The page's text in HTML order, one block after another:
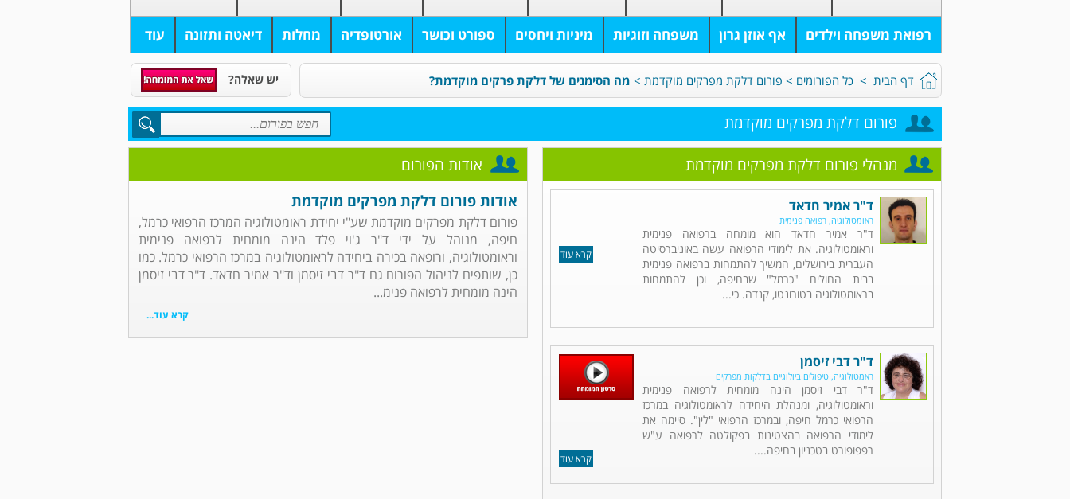
רפואת משפחה וילדים אף אוזן גרון משפחה וזוגיות מיניות ויחסים ספורט וכושר אורטופדיה מחלות דיאטה ותזונה עוד
דף הבית > כל הפורומים > פורום דלקת מפרקים מוקדמת > מה הסימנים של דלקת פרקים מוקדמת? יש שאלה?
פורום דלקת מפרקים מוקדמת
אודות הפורום
אודות פורום דלקת מפרקים מוקדמת
פורום דלקת מפרקים מוקדמת שע"י יחידת ראומטולוגיה המרכז הרפואי כרמל,
חיפה, מנוהל על ידי ד"ר ג'וי פלד הינה מומחית לרפואה פנימית
וראומטולוגיה, ורופאה בכירה ביחידה לראומטולוגיה במרכז הרפואי כרמל. כמו
כן, שותפים לניהול הפורום גם ד"ר דבי זיסמן וד"ר אמיר חדאד. ד"ר דבי זיסמן
הינה מומחית לרפואה פנימ...
קרא עוד...
מנהלי פורום דלקת מפרקים מוקדמת
קרא עוד
ד"ר אמיר חדאד
ראומטולוגיה, רפואה פנימית
ד"ר אמיר חדאד הוא מומחה ברפואה פנימית
וראומטולוגיה. את לימודי הרפואה עשה באוניברסיטה
העברית בירושלים, המשיך להתמחות ברפואה פנימית
בבית החולים "כרמל" שבחיפה, וכן להתמחות
בראומטולוגיה בטורונטו, קנדה. כי...
קרא עוד
ד"ר דבי זיסמן
ראמטולוגיה, טיפולים ביולוגיים בדלקות מפרקים
ד"ר דבי זיסמן הינה מומחית לרפואה פנימית
וראומטולוגיה, ומנהלת היחידה לראומטולוגיה במרכז
הרפואי כרמל חיפה, ובמרכז הרפואי "לין". סיימה את
לימודי הרפואה בהצטינות בפקולטה לרפואה ע"ש
רפפופורט בטכניון בחיפה....